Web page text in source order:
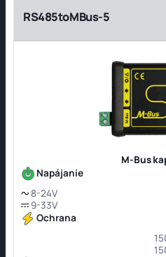
RS485toMBus-5
M-Bus
Napájanie
8-24V
9-33V
Ochrana